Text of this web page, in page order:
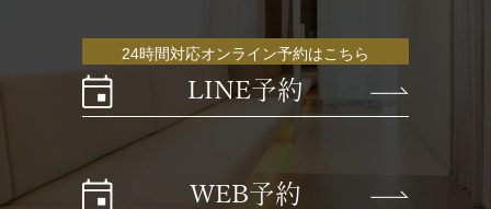
24時間対応オンライン予約はこちら
LINE予約
WEB予約